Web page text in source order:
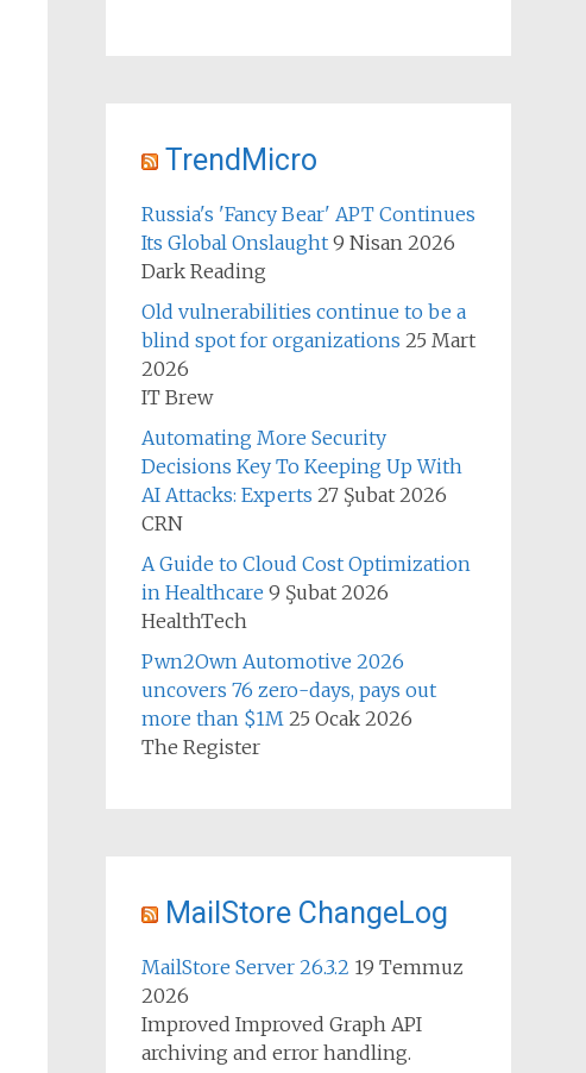
TrendMicro
Russia's 'Fancy Bear' APT Continues
Its Global Onslaught 9 Nisan 2026
Dark Reading
Old vulnerabilities continue to be a
blind spot for organizations 25 Mart
2026
IT Brew
Automating More Security
Decisions Key To Keeping Up With
AI Attacks: Experts 27 Şubat 2026
CRN
A Guide to Cloud Cost Optimization
in Healthcare 9 Şubat 2026
HealthTech
Pwn2Own Automotive 2026
uncovers 76 zero-days, pays out
more than $1M 25 Ocak 2026
The Register
MailStore ChangeLog
MailStore Server 26.3.2 19 Temmuz
2026
Improved Improved Graph API
archiving and error handling.